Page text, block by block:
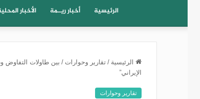
الرئيسية أخبار ريــمة الأخبار
الرئيسية / تقارير وحوارات / بين طاولات التفاوض
الإيراني”
تقارير وحوارات